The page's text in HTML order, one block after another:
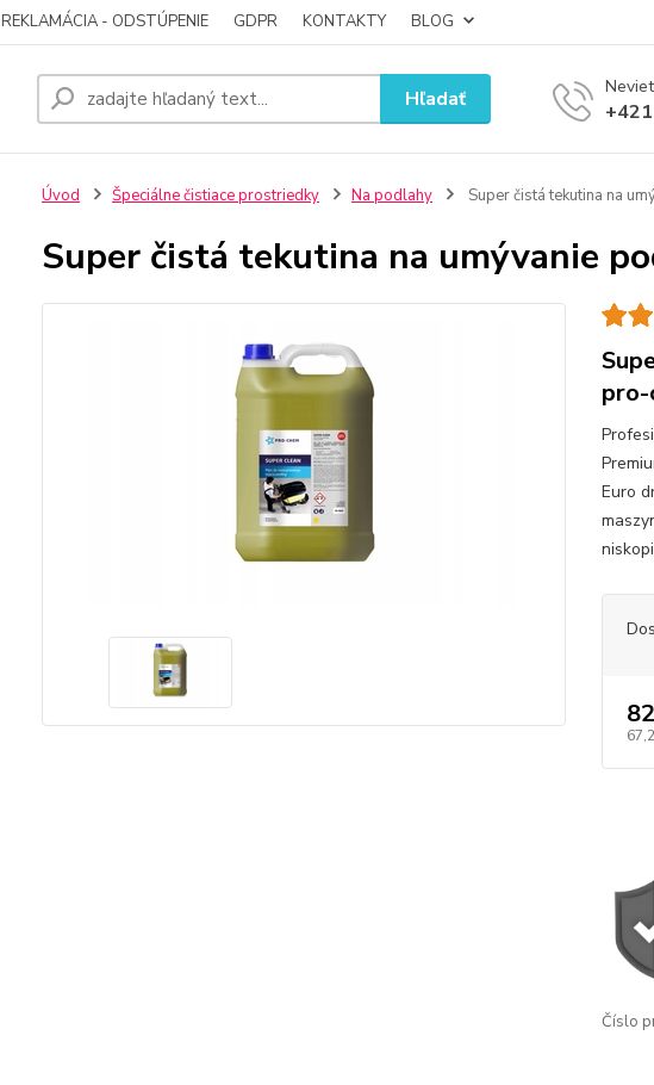
REKLAMÁCIA - ODSTÚPENIE GDPR KONTAKTY BLOG
Hľadať
Úvod Špeciálne čistiace prostriedky Na podlahy Super čistá tekutina na
Super čistá tekutina na umývanie
Euro
Číslo